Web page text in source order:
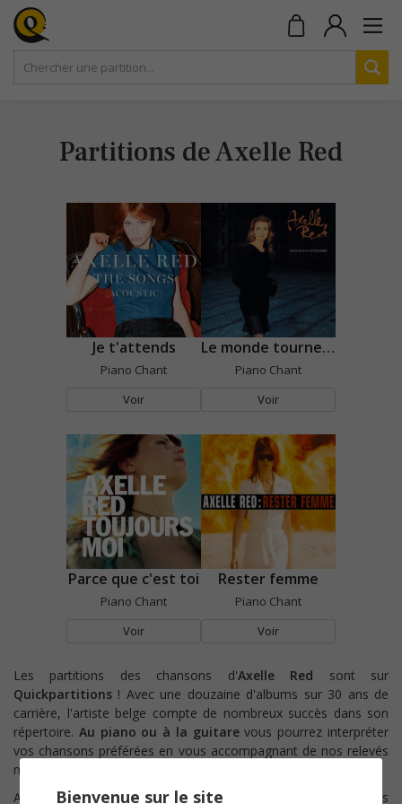
Partitions de Axelle Red
Les partitions des chansons d'Axelle Red sont sur
Quickpartitions ! Avec une douzaine d'albums sur 30 ans de
carrière, l'artiste belge compte de nombreux succès dans son
répertoire. Au piano ou à la guitarevous pourrez interpréter
vos chansons préférées en vous accompagnant de nos relevés
musicaux. Découvrez vite les titres disponibles !
Auteure, compositrice et interprète, l'artiste a commencé très
Je t'attends
Piano Chant
Voir
Le monde tourne mal
Piano Chant
Voir
Parce que c'est toi
Piano Chant
Voir
Rester femme
Piano Chant
Voir
Bienvenue sur le site